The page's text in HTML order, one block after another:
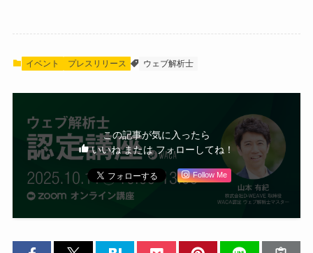
イベント プレスリリース ウェブ解析士
この記事が気に入ったら
いいね または フォローしてね！
Follow Me